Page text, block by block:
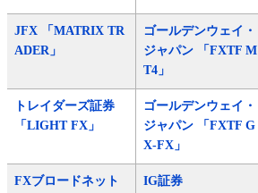
JFX 「MATRIX TR
ADER」
ゴールデンウェイ・
ジャパン 「FXTF M
T4」
トレイダーズ証券
「LIGHT FX」
ゴールデンウェイ・
ジャパン 「FXTF G
X-FX」
FXブロードネット IG証券